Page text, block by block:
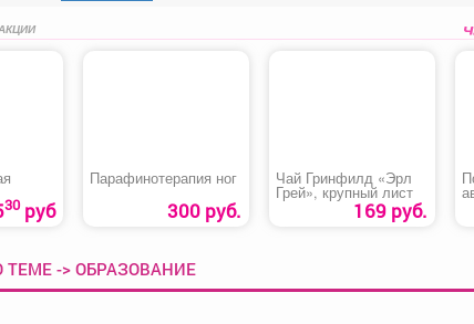
30руб
Парафинотерапия ног
300 руб.
Чай Гринфилд «Эрл
Грей», крупный лист
169 руб.
-> ОБРАЗОВАНИЕ